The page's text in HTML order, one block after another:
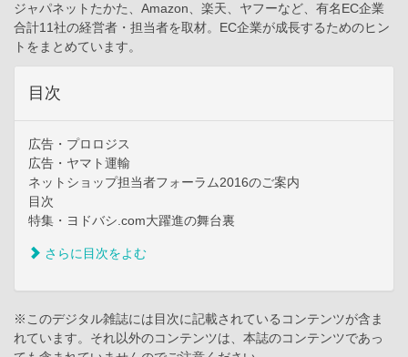
ジャパネットたかた、Amazon、楽天、ヤフーなど、有名EC企業
合計11社の経営者・担当者を取材。EC企業が成長するためのヒン
トをまとめています。
目次
広告・プロロジス
広告・ヤマト運輸
ネットショップ担当者フォーラム2016のご案内
目次
特集・ヨドバシ.com大躍進の舞台裏
さらに目次をよむ
※このデジタル雑誌には目次に記載されているコンテンツが含ま
れています。それ以外のコンテンツは、本誌のコンテンツであっ